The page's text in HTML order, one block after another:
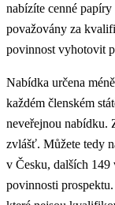
nabízíte cenné
považovány za
povinnost vyhotovit
Nabídka určena
každém členském
neveřejnou nabídku.
zvlášť. Můžete tedy
v Česku, dalších
povinnosti